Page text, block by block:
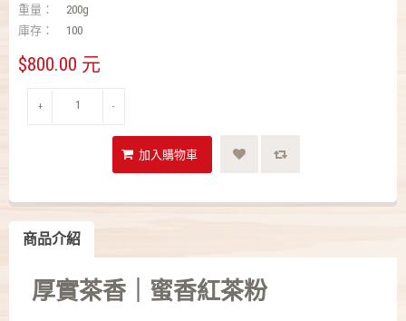
重量：
200g
庫存：
100
$800.00 元
+ -
商品介紹
厚實茶香｜蜜香紅茶粉